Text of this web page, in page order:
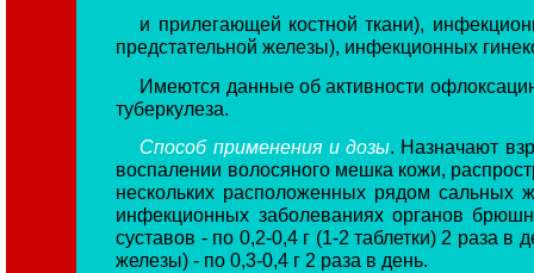
и прилегающей костной ткани),
предстательной железы), инфекционных
Имеются данные об активности
туберкулеза.
Способ применения и дозы. Назначают
воспалении волосяного мешка кожи,
нескольких расположенных рядом сальных
инфекционных заболеваниях органов
суставов - по 0,2-0,4 г (1-2 таблетки) 2 раза в
железы) - по 0,3-0,4 г 2 раза в день.